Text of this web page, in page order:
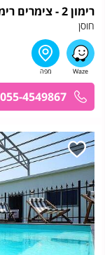
רימון 2 - צימרים רימונים
חוסן
055-4549867